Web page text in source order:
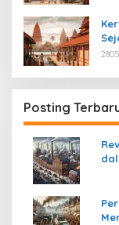
Posting